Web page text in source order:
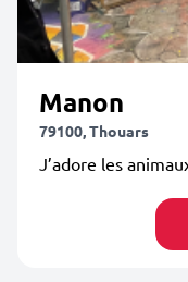
Manon
79100, Thouars
J’adore les